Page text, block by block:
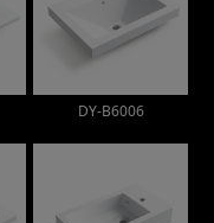
DY-B6006